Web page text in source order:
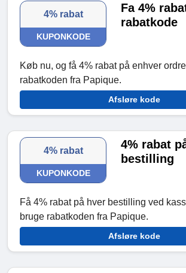
4% rabat
KUPONKODE
Fa 4%
rabatkode
Køb nu, og få 4% rabat på enhver
rabatkoden fra Papique.
Afsløre kode
4% rabat
KUPONKODE
4% rabat
bestilling
Få 4% rabat på hver bestilling ved
bruge rabatkoden fra Papique.
Afsløre kode